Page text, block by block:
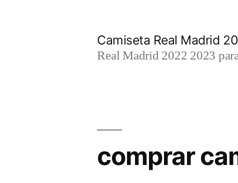
Camiseta Real Madrid
Real Madrid 2022 2023
comprar